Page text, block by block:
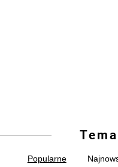
Popularne